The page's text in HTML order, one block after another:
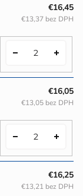
€16,45
€13,37 bez DPH
€16,05
€13,05 bez DPH
€16,25
€13,21 bez DPH